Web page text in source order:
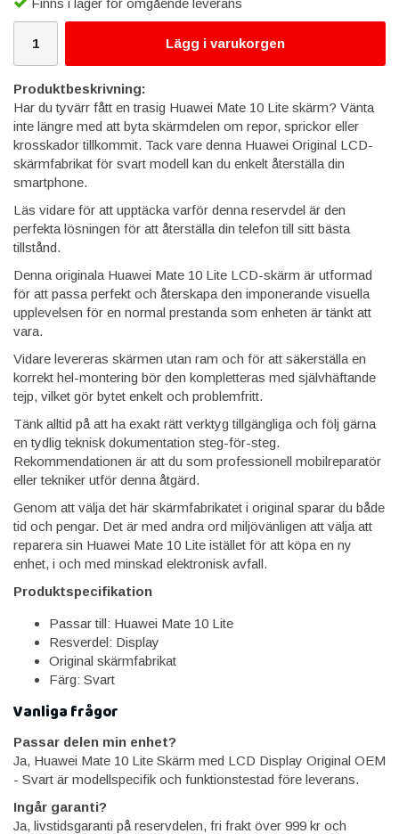
Lägg i varukorgen
Produktbeskrivning:
Har du tyvärr fått en trasig Huawei Mate 10 Lite skärm? Vänta
inte längre med att byta skärmdelen om repor, sprickor eller
krosskador tillkommit. Tack vare denna Huawei Original LCD-
skärmfabrikat för svart modell kan du enkelt återställa din
smartphone.
Läs vidare för att upptäcka varför denna reservdel är den
perfekta lösningen för att återställa din telefon till sitt bästa
tillstånd.
Denna originala Huawei Mate 10 Lite LCD-skärm är utformad
för att passa perfekt och återskapa den imponerande visuella
upplevelsen för en normal prestanda som enheten är tänkt att
vara.
Vidare levereras skärmen utan ram och för att säkerställa en
korrekt hel-montering bör den kompletteras med självhäftande
tejp, vilket gör bytet enkelt och problemfritt.
Tänk alltid på att ha exakt rätt verktyg tillgängliga och följ gärna
en tydlig teknisk dokumentation steg-för-steg.
Rekommendationen är att du som professionell mobilreparatör
eller tekniker utför denna åtgärd.
Genom att välja det här skärmfabrikatet i original sparar du både
tid och pengar. Det är med andra ord miljövänligen att välja att
reparera sin Huawei Mate 10 Lite istället för att köpa en ny
enhet, i och med minskad elektronisk avfall.
Produktspecifikation
Passar till: Huawei Mate 10 Lite
Resverdel: Display
Original skärmfabrikat
Färg: Svart
Vanliga frågor
Passar delen min enhet?
Ja, Huawei Mate 10 Lite Skärm med LCD Display Original OEM
- Svart är modellspecifik och funktionstestad före leverans.
Ingår garanti?
Ja, livstidsgaranti på reservdelen, fri frakt över 999 kr och